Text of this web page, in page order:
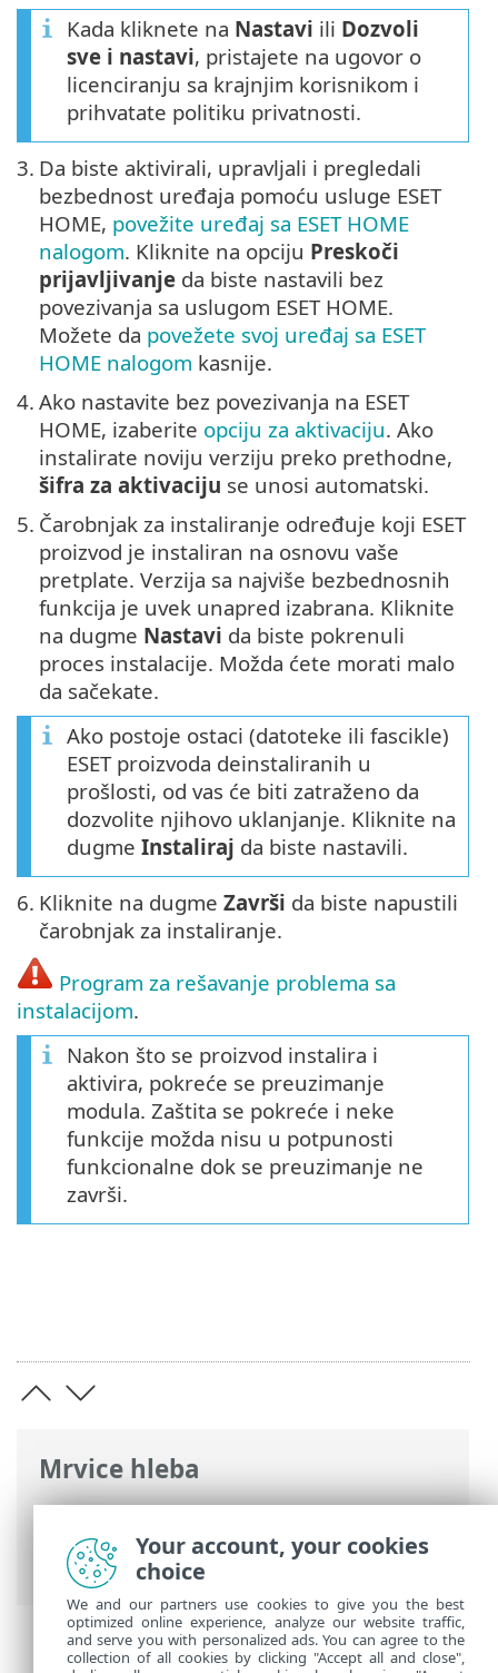
Mrvice hleba
ESET pomoć na mreži>ESET Small
Business Security>Instalacija> Aktivni
instalator
Kada kliknete na Nastavi ili Dozvoli
sve i nastavi, pristajete na ugovor o
licenciranju sa krajnjim korisnikom i
prihvatate politiku privatnosti.
3. Da biste aktivirali, upravljali i pregledali
bezbednost uređaja pomoću usluge ESET
HOME, povežite uređaj sa ESET HOME
nalogom. Kliknite na opciju Preskoči
prijavljivanje da biste nastavili bez
povezivanja sa uslugom ESET HOME.
Možete da povežete svoj uređaj sa ESET
HOME nalogom kasnije.
4. Ako nastavite bez povezivanja na ESET
HOME, izaberite opciju za aktivaciju. Ako
instalirate noviju verziju preko prethodne,
šifra za aktivaciju se unosi automatski.
5. Čarobnjak za instaliranje određuje koji ESET
proizvod je instaliran na osnovu vaše
pretplate. Verzija sa najviše bezbednosnih
funkcija je uvek unapred izabrana. Kliknite
na dugme Nastavi da biste pokrenuli
proces instalacije. Možda ćete morati malo
da sačekate.
Ako postoje ostaci (datoteke ili fascikle)
ESET proizvoda deinstaliranih u
prošlosti, od vas će biti zatraženo da
dozvolite njihovo uklanjanje. Kliknite na
dugme Instaliraj da biste nastavili.
6. Kliknite na dugme Završi da biste napustili
čarobnjak za instaliranje.
Program za rešavanje problema sa
instalacijom.
Nakon što se proizvod instalira i
aktivira, pokreće se preuzimanje
modula. Zaštita se pokreće i neke
funkcije možda nisu u potpunosti
funkcionalne dok se preuzimanje ne
završi.
Your account, your cookies
choice
We and our partners use cookies to give you the best
optimized online experience, analyze our website traffic,
and serve you with personalized ads. You can agree to the
collection of all cookies by clicking "Accept all and close",